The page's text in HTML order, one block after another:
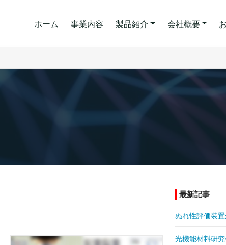
ホーム 事業内容 製品紹介 会社概要
最新記事
ぬれ性評価装
光機能材料研